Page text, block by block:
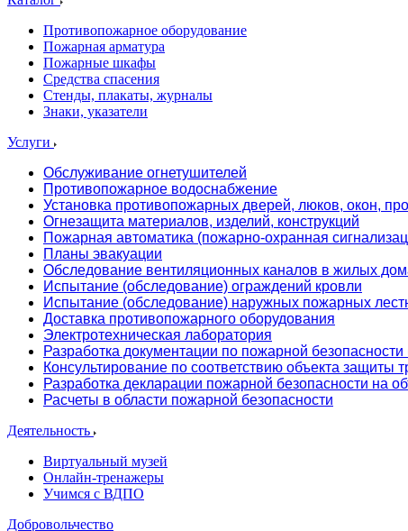
Противопожарное оборудование
Пожарная арматура
Пожарные шкафы
Средства спасения
Стенды, плакаты, журналы
Знаки, указатели
Услуги
Обслуживание огнетушителей
Противопожарное водоснабжение
Установка противопожарных дверей, люков, окон,
Огнезащита материалов, изделий, конструкций
Пожарная автоматика (пожарно-охранная
Планы эвакуации
Обследование вентиляционных каналов в жилых
Испытание (обследование) ограждений кровли
Испытание (обследование) наружных пожарных
Доставка противопожарного оборудования
Электротехническая лаборатория
Разработка документации по пожарной
Консультирование по соответствию объекта защиты
Разработка декларации пожарной безопасности на
Расчеты в области пожарной безопасности
Деятельность
Виртуальный музей
Онлайн-тренажеры
Учимся с ВДПО
Добровольчество